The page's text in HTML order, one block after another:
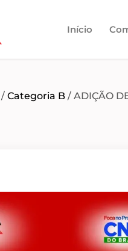
Início
/ Categoria B / ADIÇÃO